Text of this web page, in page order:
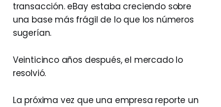
transacción. eBay estaba creciendo sobre
una base más frágil de lo que los números
sugerían.
Veinticinco años después, el mercado lo
resolvió.
La próxima vez que una empresa reporte un